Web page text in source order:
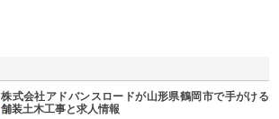
株式会社アドバンスロードが山形県鶴岡市で手がける
舗装土木工事と求人情報